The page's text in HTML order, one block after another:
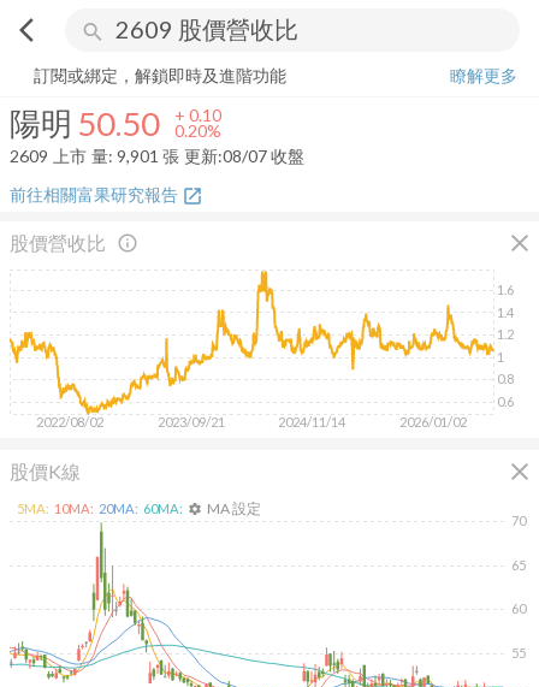
arrow_back_ios search
陽明 50.50+ 0.20%
訂閱或綁定，解鎖即時及進階功能
瞭解更多
陽明 50.50 + 0.10
0.20%
2609
上市 量: 9,901 張 更新:08/07 收盤
前往相關富果研究報告 open_in_new
股價營收比 close
info_outline
2022/08/02 2023/09/21 2024/11/14 2026/01/02
0.6
0.8
1
1.2
1.4
1.6
股價K線 close
55
60
65
70
5MA: 10MA: 20MA: 60MA: settings MA 設定